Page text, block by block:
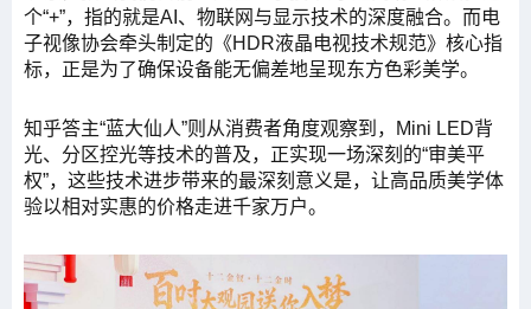
个“+”，指的就是AI、物联网与显示技术的深度融合。而电
子视像协会牵头制定的《HDR液晶电视技术规范》核心指
标，正是为了确保设备能无偏差地呈现东方色彩美学。
知乎答主“蓝大仙人”则从消费者角度观察到，Mini LED背
光、分区控光等技术的普及，正实现一场深刻的“审美平
权”，这些技术进步带来的最深刻意义是，让高品质美学体
验以相对实惠的价格走进千家万户。